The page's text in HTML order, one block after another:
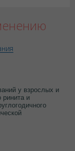
у взрослых и
ринита и